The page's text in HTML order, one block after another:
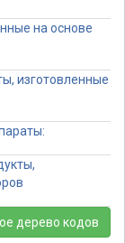
на основе
изготовленные
дерево кодов